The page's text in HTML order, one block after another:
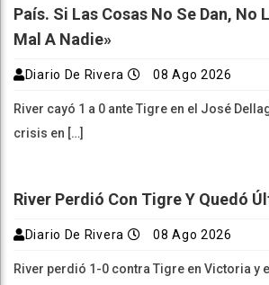
País. Si Las Cosas No Se Dan, No
Mal A Nadie»
Diario De Rivera 08 Ago 2026
River cayó 1 a 0 ante Tigre en el José
crisis en […]
River Perdió Con Tigre Y Quedó
Diario De Rivera 08 Ago 2026
River perdió 1-0 contra Tigre en Victoria y